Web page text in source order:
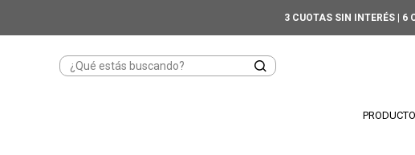
3 CUOTAS SIN INTERÉS | 6